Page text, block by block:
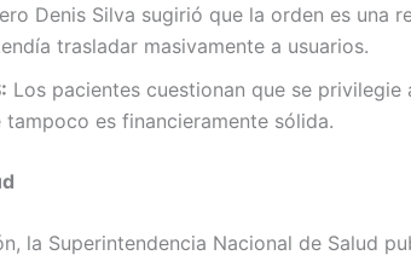
Denis Silva sugirió que la orden es una
trasladar masivamente a usuarios.
Los pacientes cuestionan que se
es financieramente sólida.
la Superintendencia Nacional de Salud